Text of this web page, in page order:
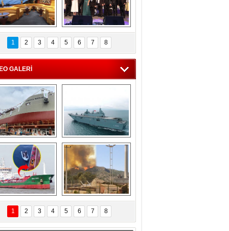
55 milyon
turizm geliri
müjdesi
5. Bosphorus Ship
Brokers Dinner,
İstanbul’da yapıldı
1 2 3 4 5 6 7 8
GALERİ
Tersanesi,
Başaran Bayrak
tankerini suya
indirdi
TCG Anadolu,
tersane teknik
seyrini tamamladı
Göçmenlerin
imdadına Türk
MINA DENIZ
yetişti
Milas’taki yangın
yeniden termik
santrallere doğru
ilerliyor
1 2 3 4 5 6 7 8